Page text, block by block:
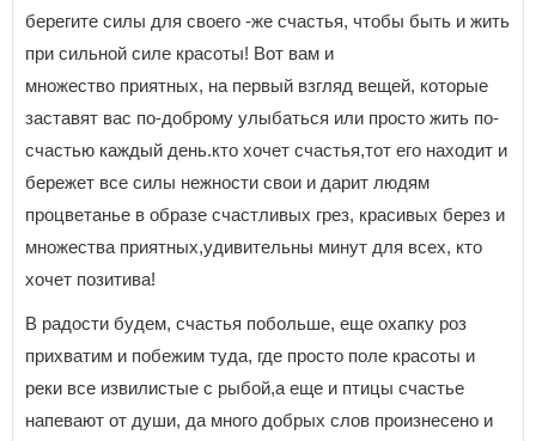
берегите силы для своего -же счастья, чтобы быть и жить
при сильной силе красоты! Вот вам и
множество приятных, на первый взгляд вещей, которые
заставят вас по-доброму улыбаться или просто жить по-
счастью каждый день.кто хочет счастья,тот его находит и
бережет все силы нежности свои и дарит людям
процветанье в образе счастливых грез, красивых берез и
множества приятных,удивительны минут для всех, кто
хочет позитива!
В радости будем, счастья побольше, еще охапку роз
прихватим и побежим туда, где просто поле красоты и
реки все извилистые с рыбой,а еще и птицы счастье
напевают от души, да много добрых слов произнесено и